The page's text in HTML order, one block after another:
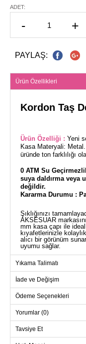
ADET:
- +
PAYLAŞ:
Ürün Özellikleri
Kordon Taş
Ürün Özelliği : Yeni
Kasa Materyali:
üründe ton farklılığı
0 ATM Su
suya daldırma veya
değildir.
Kararma Durumu :
Şıklığınızı
AKSESUAR
mm kasa çapı ile
kıyafetlerinizle
alıcı bir görünüm
uyumu sağlar.
Yıkama Talimatı
İade ve Değişim
Ödeme Seçenekleri
Yorumlar (0)
Tavsiye Et